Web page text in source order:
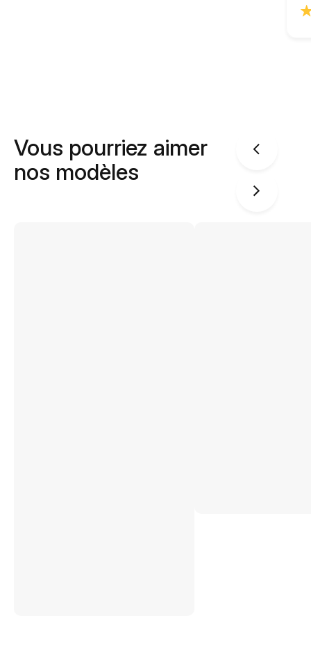
Vous pourriez aimer
nos modèles